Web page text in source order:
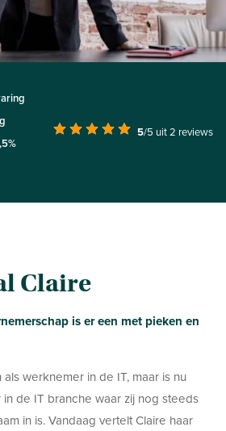
5/5 uit 2 reviews
Claire
is er een met pieken en
werknemer in de IT, maar is nu
de IT branche waar zij nog steeds
in is. Vandaag vertelt Claire haar